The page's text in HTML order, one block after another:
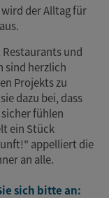
der Alltag für
und
sind herzlich
Projekts zu
dazu bei, dass
fühlen
ein Stück
appelliert die
an alle.
sich bitte an: